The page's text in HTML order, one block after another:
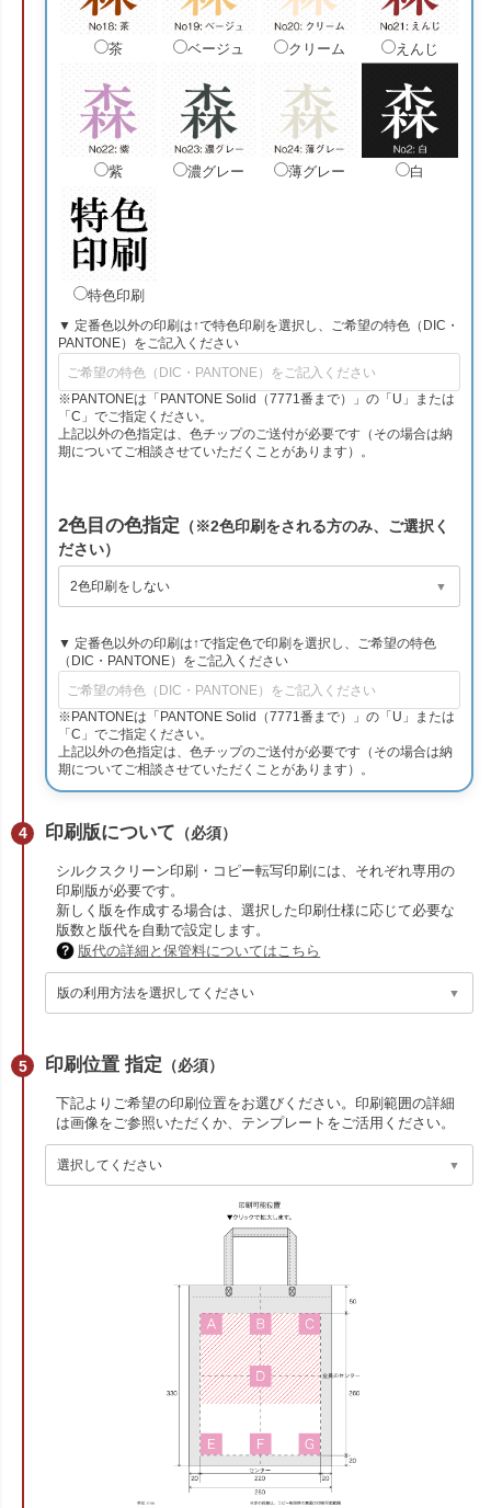
茶 ベージュ クリーム えんじ
紫 濃グレー 薄グレー 白
特色印刷
▼ 定番色以外の印刷は↑で特色印刷を選択し、ご希望の特色（DIC・
PANTONE）をご記入ください
※PANTONEは「PANTONE Solid（7771番まで）」の「U」または
「C」でご指定ください。
上記以外の色指定は、色チップのご送付が必要です（その場合は納
期についてご相談させていただくことがあります）。
2色目の色指定 （※2色印刷をされる方のみ、ご選択く
ださい）
▼ 定番色以外の印刷は↑で指定色で印刷を選択し、ご希望の特色
（DIC・PANTONE）をご記入ください
※PANTONEは「PANTONE Solid（7771番まで）」の「U」または
「C」でご指定ください。
上記以外の色指定は、色チップのご送付が必要です（その場合は納
期についてご相談させていただくことがあります）。
印刷版について （必須）
シルクスクリーン印刷・コピー転写印刷には、それぞれ専用の
印刷版が必要です。
新しく版を作成する場合は、選択した印刷仕様に応じて必要な
版数と版代を自動で設定します。
版代の詳細と保管料についてはこちら
印刷位置 指定 （必須）
下記よりご希望の印刷位置をお選びください。印刷範囲の詳細
は画像をご参照いただくか、テンプレートをご活用ください。